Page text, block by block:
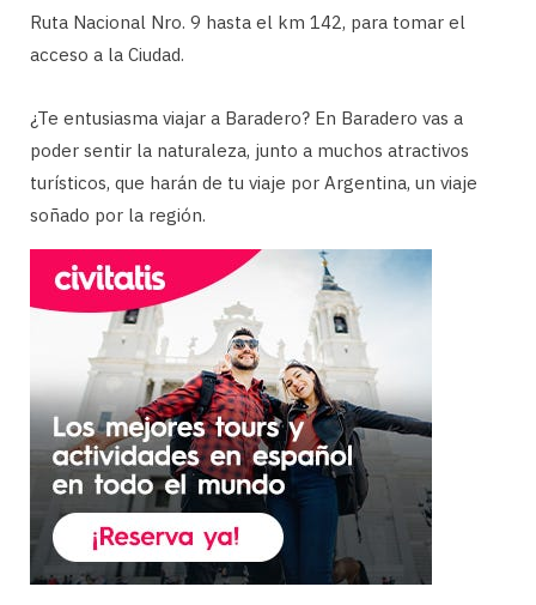
Ruta Nacional Nro. 9 hasta el km 142, para tomar el
acceso a la Ciudad.
¿Te entusiasma viajar a Baradero? En Baradero vas a
poder sentir la naturaleza, junto a muchos atractivos
turísticos, que harán de tu viaje por Argentina, un viaje
soñado por la región.